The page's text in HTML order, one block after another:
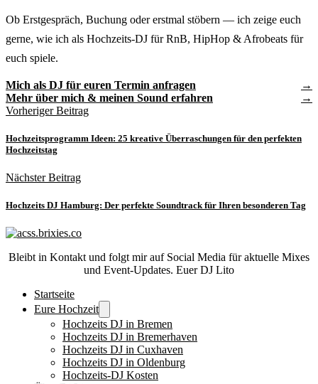
Ob Erstgespräch, Buchung oder erstmal stöbern — ich zeige euch
gerne, wie ich als Hochzeits-DJ für RnB, HipHop & Afrobeats für
euch spiele.
Mich als DJ für euren Termin anfragen
Mehr über mich & meinen Sound erfahren
Vorheriger Beitrag
Hochzeitsprogramm Ideen: 25 kreative Überraschungen für den perfekten
Hochzeitstag
Nächster Beitrag
Hochzeits DJ Hamburg: Der perfekte Soundtrack für Ihren besonderen Tag
Bleibt in Kontakt und folgt mir auf Social Media für aktuelle Mixes
und Event-Updates. Euer DJ Lito
Startseite
Eure Hochzeit
Hochzeits DJ in Bremen
Hochzeits DJ in Bremerhaven
Hochzeits DJ in Cuxhaven
Hochzeits DJ in Oldenburg
Hochzeits-DJ Kosten